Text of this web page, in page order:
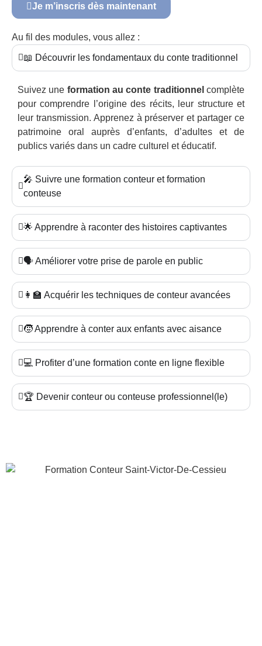
Je m’inscris dès maintenant
Au fil des modules, vous allez :
📖 Découvrir les fondamentaux du conte traditionnel
Suivez une formation au conte traditionnel complète
pour comprendre l’origine des récits, leur structure et
leur transmission. Apprenez à préserver et partager ce
patrimoine oral auprès d’enfants, d’adultes et de
publics variés dans un cadre culturel et éducatif.
🎤 Suivre une formation conteur et formation
conteuse
🌟 Apprendre à raconter des histoires captivantes
🗣️ Améliorer votre prise de parole en public
👩‍🏫 Acquérir les techniques de conteur avancées
🧒 Apprendre à conter aux enfants avec aisance
💻 Profiter d’une formation conte en ligne flexible
🏆 Devenir conteur ou conteuse professionnel(le)